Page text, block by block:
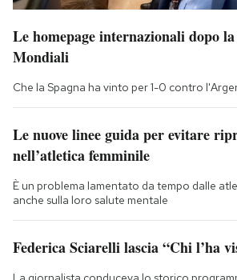
Le homepage internazionali dopo
Mondiali
Che la Spagna ha vinto per 1-0 contro
Le nuove linee guida per evitare
nell’atletica femminile
È un problema lamentato da tempo dalle
anche sulla loro salute mentale
Federica Sciarelli lascia “Chi l’ha